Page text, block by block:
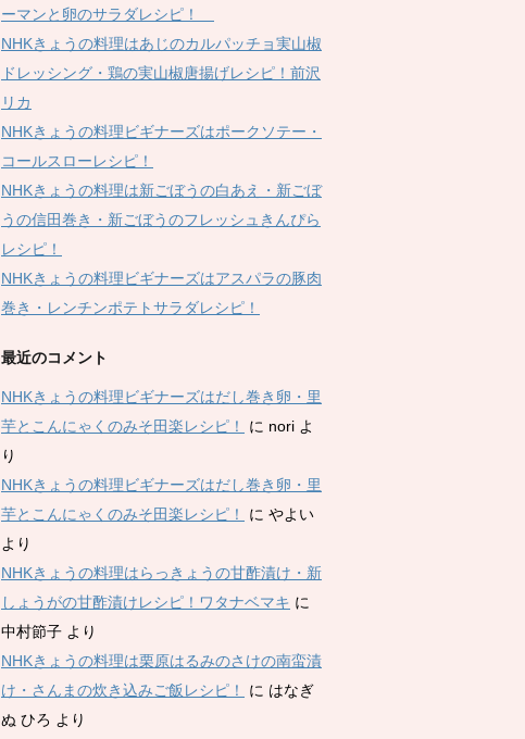
ーマンと卵のサラダレシピ！
NHKきょうの料理はあじのカルパッチョ実山椒
ドレッシング・鶏の実山椒唐揚げレシピ！前沢
リカ
NHKきょうの料理ビギナーズはポークソテー・
コールスローレシピ！
NHKきょうの料理は新ごぼうの白あえ・新ごぼ
うの信田巻き・新ごぼうのフレッシュきんぴら
レシピ！
NHKきょうの料理ビギナーズはアスパラの豚肉
巻き・レンチンポテトサラダレシピ！
最近のコメント
NHKきょうの料理ビギナーズはだし巻き卵・里
芋とこんにゃくのみそ田楽レシピ！
に nori よ
り
NHKきょうの料理ビギナーズはだし巻き卵・里
芋とこんにゃくのみそ田楽レシピ！
に やよい
より
NHKきょうの料理はらっきょうの甘酢漬け・新
しょうがの甘酢漬けレシピ！ワタナベマキ に
中村節子 より
NHKきょうの料理は栗原はるみのさけの南蛮漬
け・さんまの炊き込みご飯レシピ！
に はなぎ
ぬ ひろ より